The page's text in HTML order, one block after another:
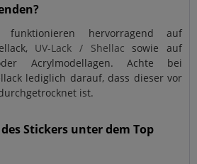
funktionieren hervorragend auf
UV-Lack / Shellac sowie auf
Acrylmodellagen. Achte bei
lediglich darauf, dass dieser vor
ist.
Stickers unter dem Top